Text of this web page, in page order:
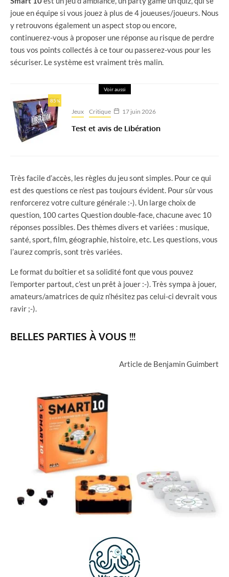
joue en équipe si vous jouez à plus de 4 joueuses/joueurs. Nous
y retrouvons également un aspect stop ou encore,
continuerez-vous à proposer une réponse au risque de perdre
tous vos points collectés à ce tour ou passerez-vous pour les
sécuriser. Le système est vraiment très malin.
Voir aussi
85%
Jeux Critique 17 juin 2026
Test et avis de Libération
Très facile d’accès, les règles du jeu sont simples. Pour ce qui
est des questions ce n’est pas toujours évident. Pour sûr vous
renforcerez votre culture générale :-). Un large choix de
question, 100 cartes Question double-face, chacune avec 10
réponses possibles. Des thèmes divers et variées : musique,
santé, sport, film, géographie, histoire, etc. Les questions, vous
l’aurez compris, sont très variées.
Le format du boîtier et sa solidité font que vous pouvez
l’emporter partout, c’est un prêt à jouer :-). Très sympa à jouer,
amateurs/amatrices de quiz n’hésitez pas celui-ci devrait vous
ravir ;-).
BELLES PARTIES À VOUS !!!
Article de Benjamin Guimbert